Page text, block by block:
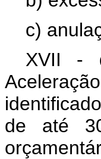
c)
XVII -
de até